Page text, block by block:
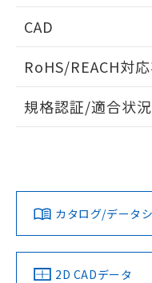
CAD
ドすることができま
ロ
ダウンロードデータをご
みください。
ソフトウェアの使用条件
RoHS/REACH対
EU RoHS 注意事項
対応済み
中国 RoHS 注意事項
規格認証/適合状況
LR型式承認
（イギリス
船舶規格）
DNV
（ノ
カタログ/データ
2D CADデータ
既に当社にて
していることか
り、2022年1月
す。